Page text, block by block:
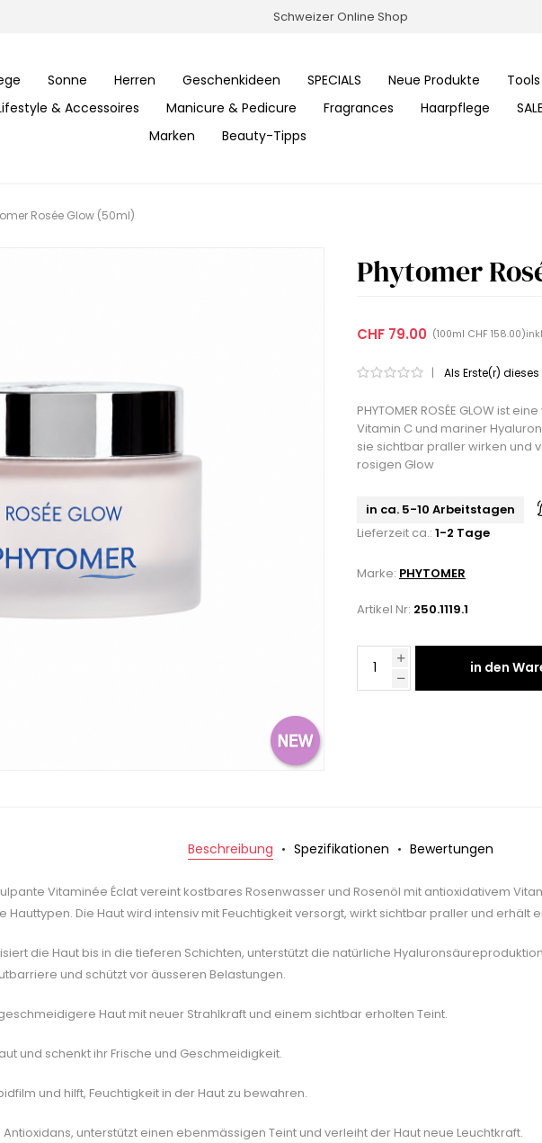
Schweizer Online Shop
Sonne Herren Geschenkideen SPECIALS Neue Produkte
Tools
& Accessoires Manicure & Pedicure Fragrances Haarpflege
SALE
Marken
Beauty-Tipps
Rosée Glow (50ml)
Phytomer
CHF 79.00 (100ml CHF 158.00)
| Als Erste(r)
PHYTOMER ROSÉE GLOW ist
Vitamin C und mariner
sie sichtbar praller wirken und
rosigen Glow
in ca. 5-10 Arbeitstagen
Lieferzeit ca.: 1-2 Tage
Marke: PHYTOMER
Artikel Nr: 250.1119.1
in den
Beschreibung Spezifikationen Bewertungen
Vitaminée Éclat vereint kostbares Rosenwasser und Rosenöl mit antioxidativem
Die Haut wird intensiv mit Feuchtigkeit versorgt, wirkt sichtbar praller und erhält
die Haut bis in die tieferen Schichten, unterstützt die natürliche
und schützt vor äusseren Belastungen.
Haut mit neuer Strahlkraft und einem sichtbar erholten Teint.
und schenkt ihr Frische und Geschmeidigkeit.
und hilft, Feuchtigkeit in der Haut zu bewahren.
unterstützt einen ebenmässigen Teint und verleiht der Haut neue Leuchtkraft.